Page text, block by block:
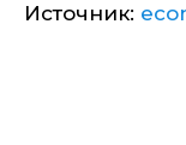
Источник: